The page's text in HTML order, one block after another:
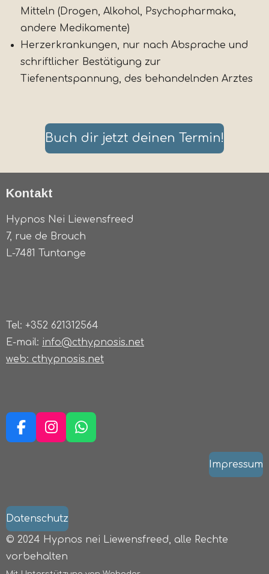
Mitteln (Drogen, Alkohol, Psychopharmaka,
andere Medikamente)
Herzerkrankungen, nur nach Absprache und
schriftlicher Bestätigung zur
Tiefenentspannung, des behandelnden Arztes
Buch dir jetzt deinen Termin!
Kontakt
Hypnos Nei Liewensfreed
7, rue de Brouch
L-7481 Tuntange
Tel: +352 621312564
E-mail: info@cthypnosis.net
web: cthypnosis.net
F
o
o
k
I
g
r
a
m
W
p
Impressum
Datenschutz
© 2024 Hypnos nei Liewensfreed, alle Rechte
vorbehalten